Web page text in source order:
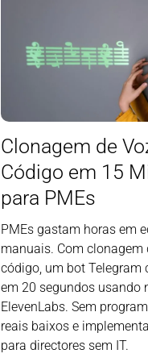
Clonagem de
Código em 15
para PMEs
PMEs gastam horas em
manuais. Com clonagem
código, um bot Telegram
em 20 segundos usando
ElevenLabs. Sem
reais baixos e
para directores sem IT.